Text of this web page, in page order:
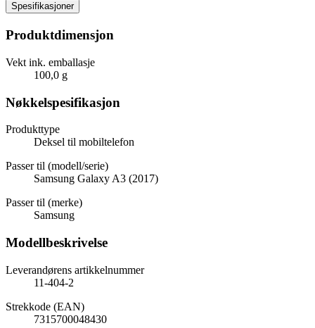
Spesifikasjoner
Produktdimensjon
Vekt ink. emballasje
100,0 g
Nøkkelspesifikasjon
Produkttype
Deksel til mobiltelefon
Passer til (modell/serie)
Samsung Galaxy A3 (2017)
Passer til (merke)
Samsung
Modellbeskrivelse
Leverandørens artikkelnummer
11-404-2
Strekkode (EAN)
7315700048430